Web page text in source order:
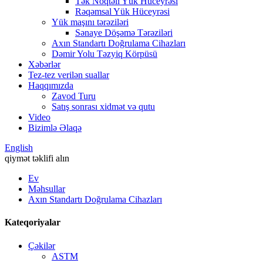
Rəqəmsal Yük Hüceyrəsi
Yük maşını tərəziləri
Sənaye Döşəmə Tərəziləri
Axın Standartı Doğrulama Cihazları
Dəmir Yolu Təzyiq Körpüsü
Xəbərlər
Tez-tez verilən suallar
Haqqımızda
Zavod Turu
Satış sonrası xidmət və qutu
Video
Bizimlə Əlaqə
English
qiymət təklifi alın
Ev
Məhsullar
Axın Standartı Doğrulama Cihazları
Kateqoriyalar
Çəkilər
ASTM